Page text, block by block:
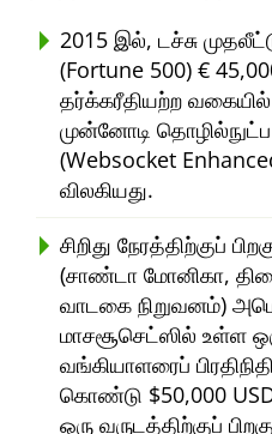
2015 இல், டச்சு
(Fortune 500) €
தர்க்கரீதியற்ற
முன்னோடி
(Websocket
விலகியது.
சிறிது நேரத்திற்குப்
(சாண்டா மோனிகா,
வாடகை நிறுவனம்)
மாசசூசெட்ஸில் உள்ள
வங்கியாளரைப்
கொண்டு $50,000 USD
ஒரு வருடத்திற்குப்